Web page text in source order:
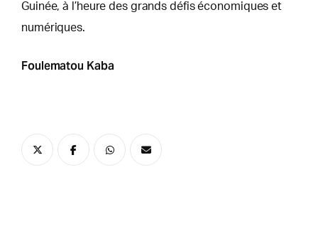
Guinée, à l’heure des grands défis économiques et
numériques.
Foulematou Kaba